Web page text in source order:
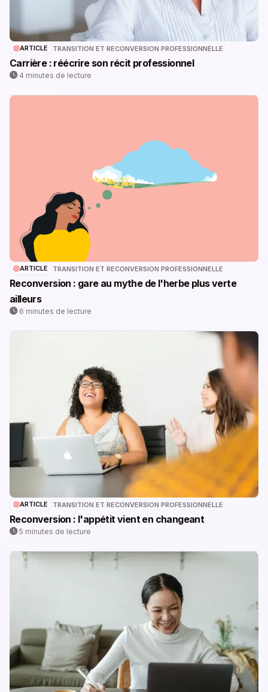
ARTICLE TRANSITION ET RECONVERSION PROFESSIONNELLE
Carrière : réécrire son récit professionnel
4 minutes de lecture
ARTICLE TRANSITION ET RECONVERSION PROFESSIONNELLE
Reconversion : gare au mythe de l'herbe plus verte
ailleurs
6 minutes de lecture
ARTICLE TRANSITION ET RECONVERSION PROFESSIONNELLE
Reconversion : l'appétit vient en changeant
5 minutes de lecture